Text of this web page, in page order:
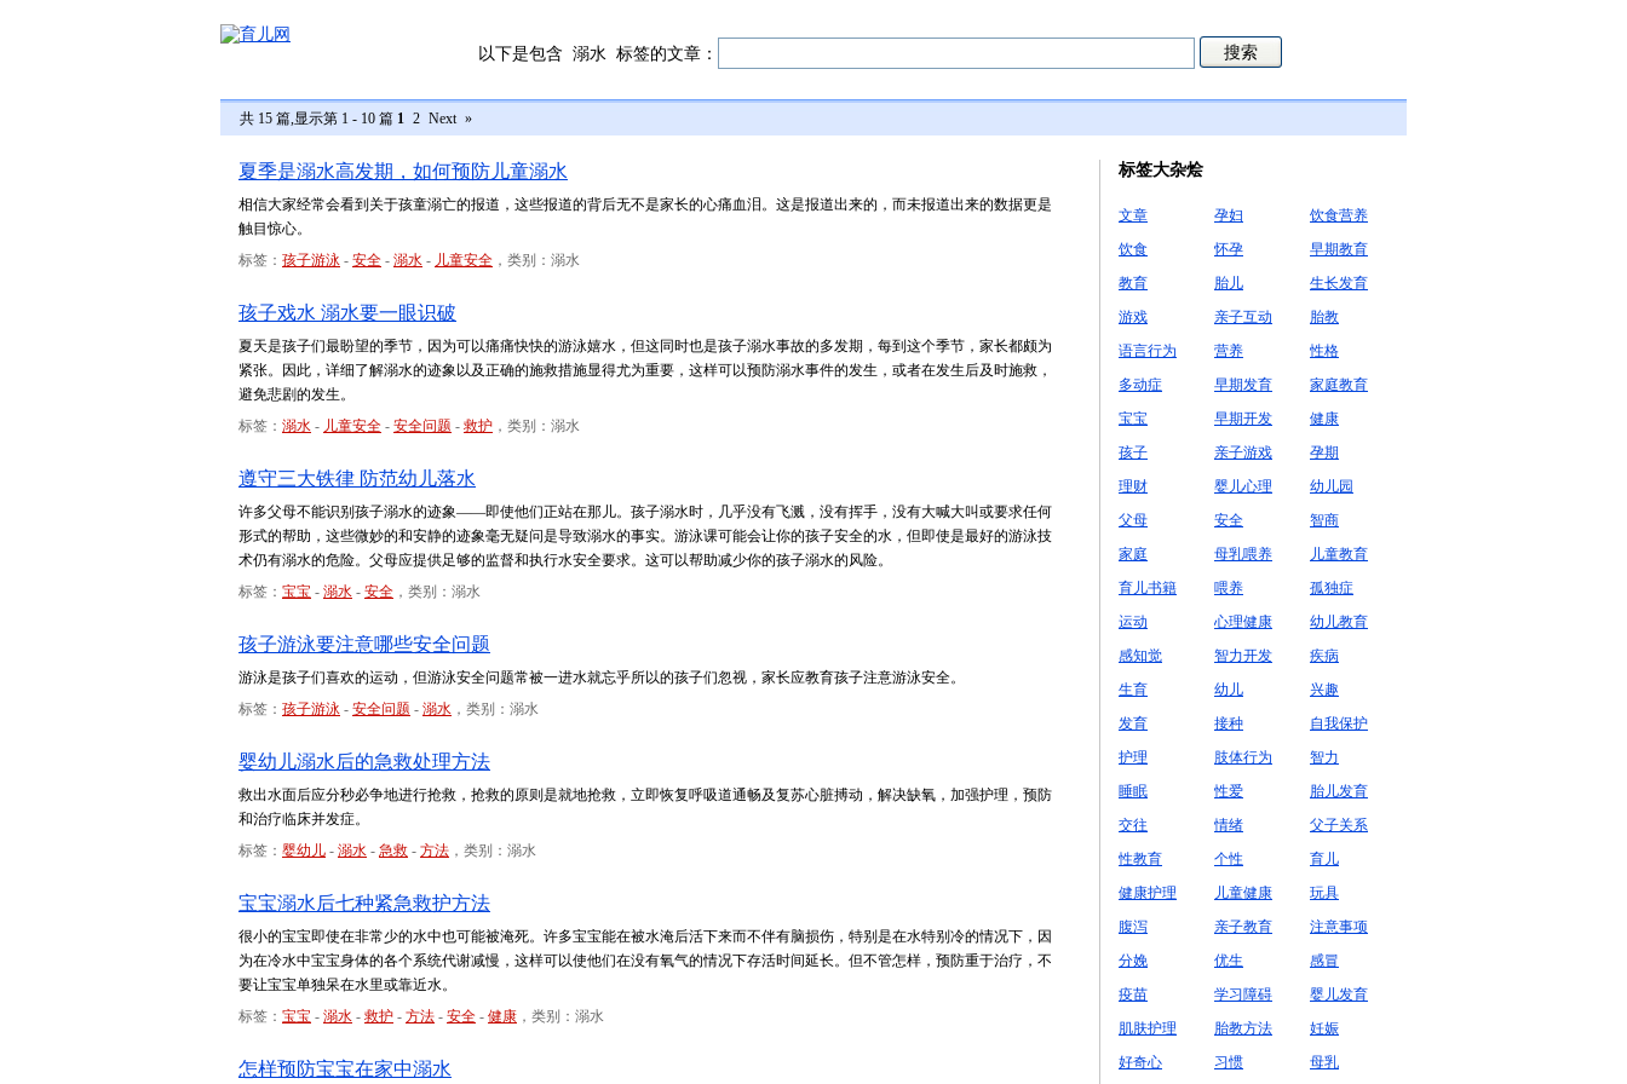
以下是包含 溺水 标签的文章：
共 15 篇,显示第 1 - 10 篇 1 2 Next »
夏季是溺水高发期，如何预防儿童溺水
相信大家经常会看到关于孩童溺亡的报道，这些报道的背后无不是家长的心痛血泪。这是报道出来的，而未报道出来的数据更是
触目惊心。
标签： 孩子游泳 - 安全 - 溺水 - 儿童安全 ，类别：溺水
孩子戏水 溺水要一眼识破
夏天是孩子们最盼望的季节，因为可以痛痛快快的游泳嬉水，但这同时也是孩子溺水事故的多发期，每到这个季节，家长都颇为
紧张。因此，详细了解溺水的迹象以及正确的施救措施显得尤为重要，这样可以预防溺水事件的发生，或者在发生后及时施救，
避免悲剧的发生。
标签： 溺水 - 儿童安全 - 安全问题 - 救护 ，类别：溺水
遵守三大铁律 防范幼儿落水
许多父母不能识别孩子溺水的迹象——即使他们正站在那儿。孩子溺水时，几乎没有飞溅，没有挥手，没有大喊大叫或要求任何
形式的帮助，这些微妙的和安静的迹象毫无疑问是导致溺水的事实。游泳课可能会让你的孩子安全的水，但即使是最好的游泳技
术仍有溺水的危险。父母应提供足够的监督和执行水安全要求。这可以帮助减少你的孩子溺水的风险。
标签： 宝宝 - 溺水 - 安全 ，类别：溺水
孩子游泳要注意哪些安全问题
游泳是孩子们喜欢的运动，但游泳安全问题常被一进水就忘乎所以的孩子们忽视，家长应教育孩子注意游泳安全。
标签： 孩子游泳 - 安全问题 - 溺水 ，类别：溺水
婴幼儿溺水后的急救处理方法
救出水面后应分秒必争地进行抢救，抢救的原则是就地抢救，立即恢复呼吸道通畅及复苏心脏搏动，解决缺氧，加强护理，预防
和治疗临床并发症。
标签： 婴幼儿 - 溺水 - 急救 - 方法 ，类别：溺水
宝宝溺水后七种紧急救护方法
很小的宝宝即使在非常少的水中也可能被淹死。许多宝宝能在被水淹后活下来而不伴有脑损伤，特别是在水特别冷的情况下，因
为在冷水中宝宝身体的各个系统代谢减慢，这样可以使他们在没有氧气的情况下存活时间延长。但不管怎样，预防重于治疗，不
要让宝宝单独呆在水里或靠近水。
标签： 宝宝 - 溺水 - 救护 - 方法 - 安全 - 健康 ，类别：溺水
怎样预防宝宝在家中溺水
标签大杂烩
文章 孕妇
饮食营养
饮食
怀孕
早期教育
教育
胎儿
生长发育
游戏
亲子互动
胎教
语言行为
营养
性格
多动症
早期发育
家庭教育
宝宝
早期开发
健康
孩子
亲子游戏
孕期
理财
婴儿心理
幼儿园
父母
安全
智商
家庭
母乳喂养
儿童教育
育儿书籍
喂养
孤独症
运动
心理健康
幼儿教育
感知觉
智力开发
疾病
生育
幼儿
兴趣
发育
接种
自我保护
护理
肢体行为
智力
睡眠
性爱
胎儿发育
交往
情绪
父子关系
性教育
个性
育儿
健康护理
儿童健康
玩具
腹泻
亲子教育
注意事项
分娩
优生
感冒
疫苗
学习障碍
婴儿发育
肌肤护理
胎教方法
妊娠
好奇心
习惯
母乳